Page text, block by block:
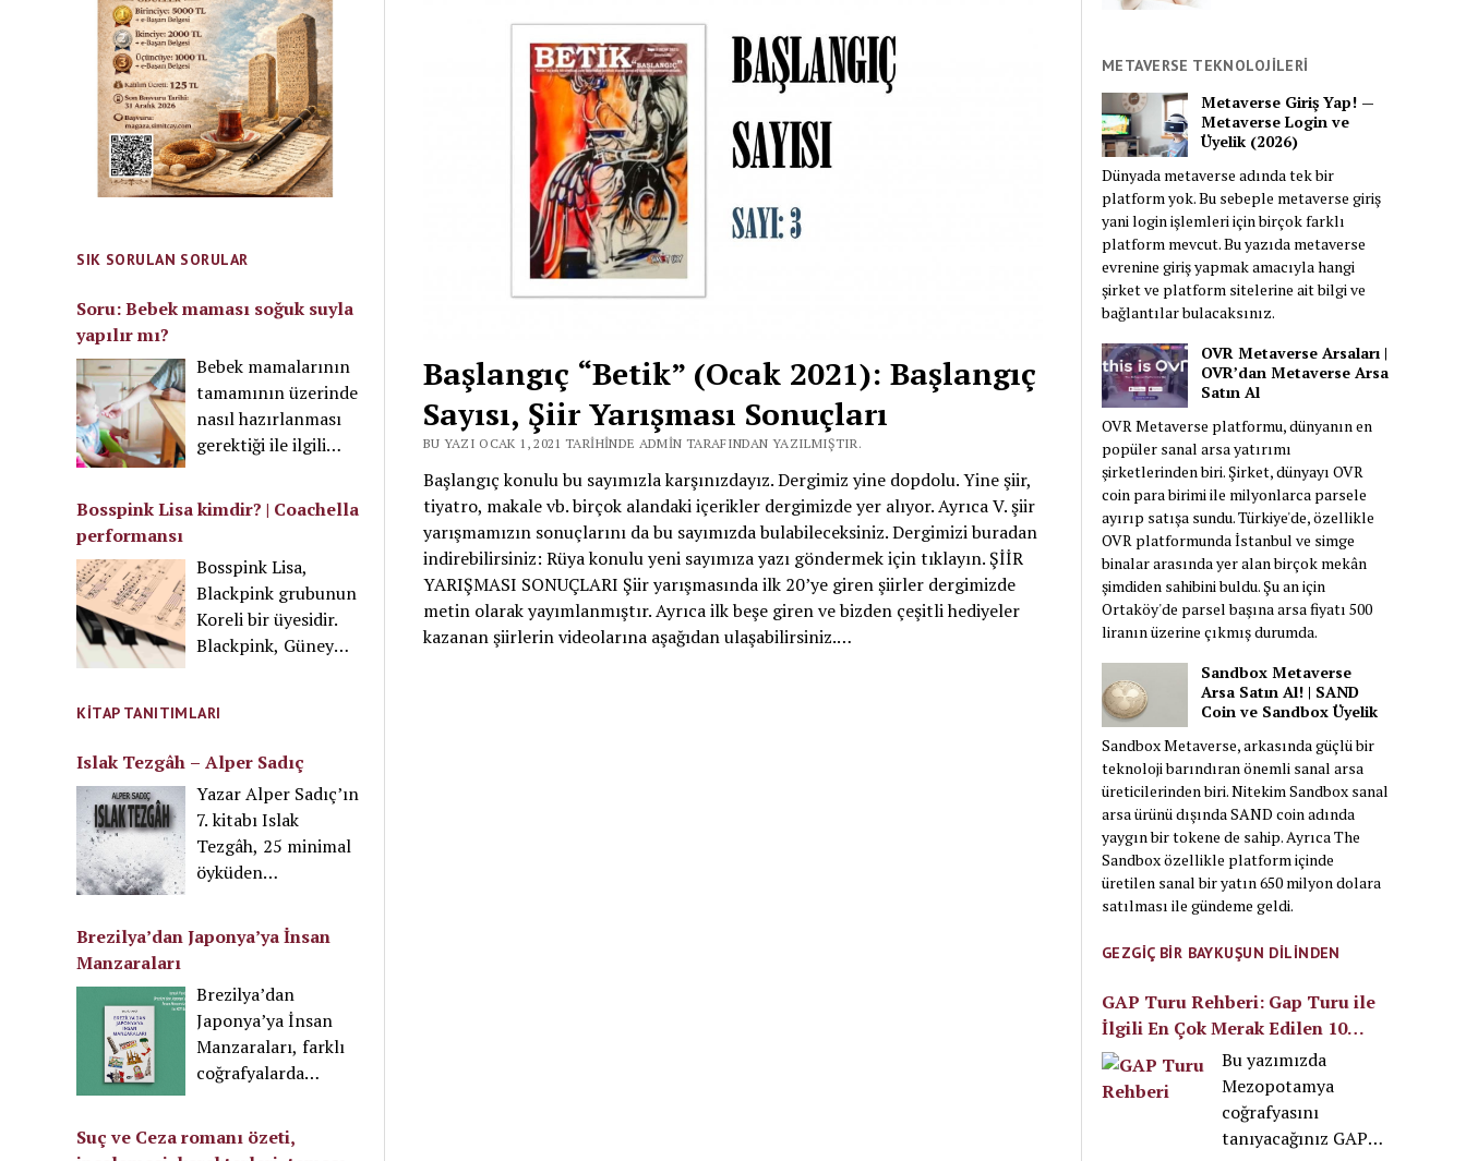
SIK SORULAN SORULAR
Soru: Bebek maması soğuk suyla
yapılır mı?
Bebek mamalarının
tamamının üzerinde
nasıl hazırlanması
gerektiği ile ilgili
talimata uymak
gerekir. Fakat mama
mikroorganizma
içermemelidir. Bu
sebeple mamalar ya
kaynatılıp sonra
yapılır ya da
doğrudan mamanın
üzerine dökülüp
mamanın soğuması
beklenir. Bu
yöntemlerden
hangisinin
mamanın içeriği ile
Bosspink Lisa kimdir? | Coachella
performansı
Bosspink Lisa,
Blackpink grubunun
Koreli bir üyesidir.
Blackpink, Güney
grubudur. Grup, YG
Entertainment
tarafından 2016
yılında kurulmuştur.
Bosspink Lisa,
grubun en ünlü
ismidir ve 1997
Özellikle Z kuşağının
isimdir.
KITAP TANITIMLARI
Islak Tezgâh – Alper Sadıç
Yazar Alper Sadıç’ın
7. kitabı Islak
Tezgâh, 25 minimal
öyküden
Mythos Kitap
aracılığı ile
sayfadan ibarettir.
Mark Twain’in “Çok
vaktim yoktu. Bu
yüzden uzun
ön söze başlayan
Brezilya’dan Japonya’ya İnsan
Manzaraları
Brezilya’dan
Japonya’ya İnsan
Manzaraları, farklı
coğrafyalarda
hayatlarını,
kültürlerini ve
Suç ve Ceza romanı özeti,
Başlangıç “Betik” (Ocak 2021): Başlangıç
Sayısı, Şiir Yarışması Sonuçları
BU YAZI OCAK 1, 2021 TARIHINDE ADMIN TARAFINDAN YAZILMIŞTIR.
Başlangıç konulu bu sayımızla karşınızdayız. Dergimiz yine dopdolu. Yine şiir,
tiyatro, makale vb. birçok alandaki içerikler dergimizde yer alıyor. Ayrıca V. şiir
yarışmamızın sonuçlarını da bu sayımızda bulabileceksiniz. Dergimizi buradan
indirebilirsiniz: Rüya konulu yeni sayımıza yazı göndermek için tıklayın. ŞİİR
YARIŞMASI SONUÇLARI Şiir yarışmasında ilk 20’ye giren şiirler dergimizde
metin olarak yayımlanmıştır. Ayrıca ilk beşe giren ve bizden çeşitli hediyeler
kazanan şiirlerin videolarına aşağıdan ulaşabilirsiniz.…
incelendi. Nitekim şu
an göz attığınız
Türkçe bebek adları,
Göktürkçe isimler,
Türk prenslerinin,
prenseslerinin
isimleri, Türk
büyüklerinin adları,
Türk hükümdarları
ve Hun isimleri gibi
Ayrıca söylenişi
güzel Azerbaycan,
Kazak, Özbek, Kırgız
ve Altay isimleri de
listeye eklendi.
METAVERSE TEKNOLOJİLERİ
Metaverse Giriş Yap! —
Metaverse Login ve
Üyelik (2026)
Dünyada metaverse adında tek bir
platform yok. Bu sebeple metaverse giriş
yani login işlemleri için birçok farklı
platform mevcut. Bu yazıda metaverse
evrenine giriş yapmak amacıyla hangi
şirket ve platform sitelerine ait bilgi ve
bağlantılar bulacaksınız.
OVR Metaverse Arsaları |
OVR’dan Metaverse Arsa
Satın Al
OVR Metaverse platformu, dünyanın en
popüler sanal arsa yatırımı
şirketlerinden biri. Şirket, dünyayı OVR
coin para birimi ile milyonlarca parsele
ayırıp satışa sundu. Türkiye'de, özellikle
OVR platformunda İstanbul ve simge
binalar arasında yer alan birçok mekân
şimdiden sahibini buldu. Şu an için
Ortaköy'de parsel başına arsa fiyatı 500
liranın üzerine çıkmış durumda.
Sandbox Metaverse
Arsa Satın Al! | SAND
Coin ve Sandbox Üyelik
Sandbox Metaverse, arkasında güçlü bir
teknoloji barındıran önemli sanal arsa
üreticilerinden biri. Nitekim Sandbox sanal
arsa ürünü dışında SAND coin adında
yaygın bir tokene de sahip. Ayrıca The
Sandbox özellikle platform içinde
üretilen sanal bir yatın 650 milyon dolara
satılması ile gündeme geldi.
GEZGİÇ BİR BAYKUŞUN DİLİNDEN
GAP Turu Rehberi: Gap Turu ile
İlgili En Çok Merak Edilen 10
Soru
Bu yazımızda
Mezopotamya
coğrafyasını
tanıyacağınız GAP